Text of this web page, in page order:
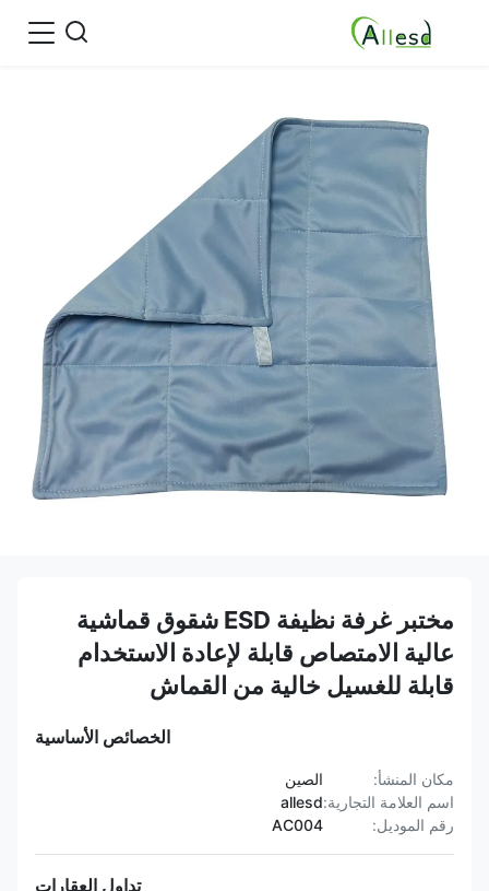
مختبر غرفة نظيفة ESD شقوق قماشية
عالية الامتصاص قابلة لإعادة الاستخدام
قابلة للغسيل خالية من القماش
الخصائص الأساسية
مكان المنشأ:
الصين
اسم العلامة التجارية:allesd
رقم الموديل:
AC004
تداول العقارات